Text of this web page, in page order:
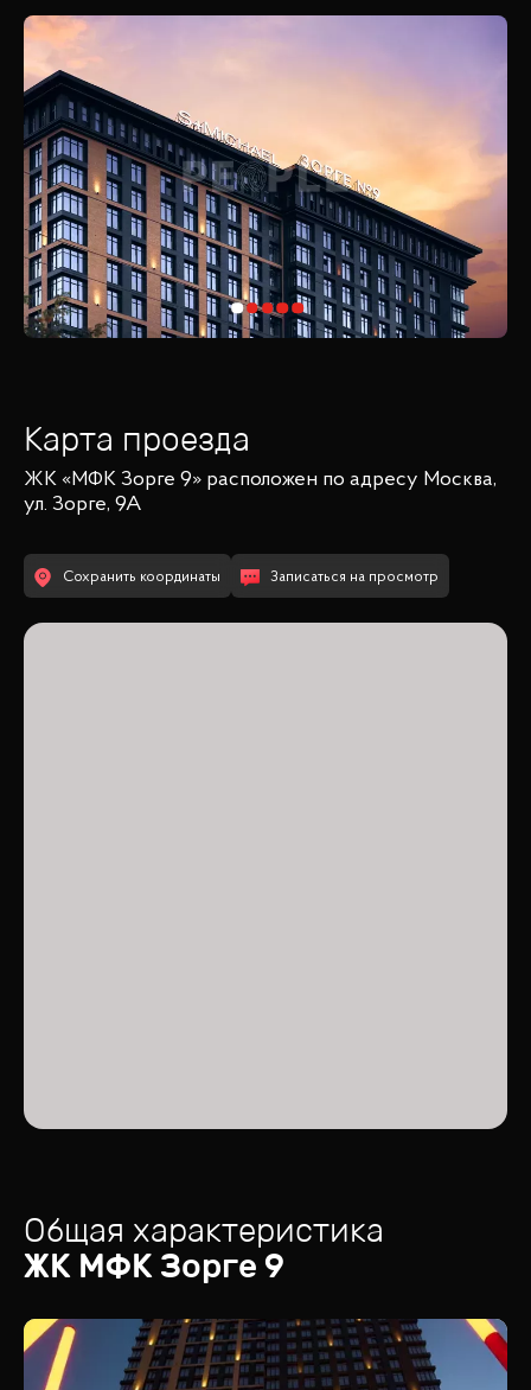
Карта проезда
ЖК «МФК Зорге 9» расположен по адресу Москва,
ул. Зорге, 9А
Сохранить координаты Записаться на просмотр
Общая характеристика
ЖК МФК Зорге 9